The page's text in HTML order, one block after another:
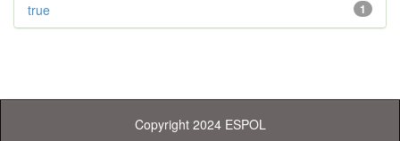
1
true
Copyright 2024 ESPOL